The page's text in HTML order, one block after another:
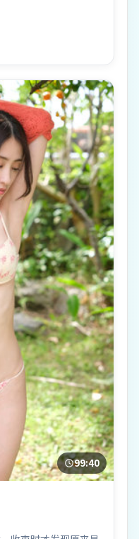
99:40